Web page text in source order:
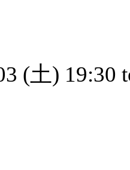
(土) 19:30